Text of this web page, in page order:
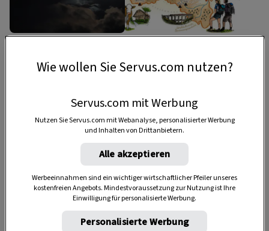
Von Hartung bis
Honigmond: Der
Volksmund
Verstehen Sie den
Dialekt in
BRAUCHTUM
Wie wollen Sie Servus.com nutzen?
Servus.com mit Werbung
Nutzen Sie Servus.com mit Webanalyse, personalisierter Werbung
und Inhalten von Drittanbietern.
Alle akzeptieren
Werbeeinnahmen sind ein wichtiger wirtschaftlicher Pfeiler unseres
kostenfreien Angebots. Mindestvoraussetzung zur Nutzung ist Ihre
Einwilligung für personalisierte Werbung.
Personalisierte Werbung